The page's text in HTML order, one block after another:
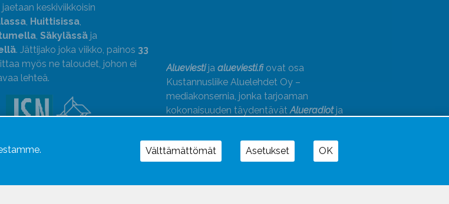
keskiviikkoisin
, Huittisissa,
, Säkylässäja
. Jättijako joka viikko, painos 33
myös ne taloudet, johon ei
lehteä.
Liiton jäsen. Noudatamme
Alueviestija alueviesti.fiovat osa
Kustannusliike Aluelehdet Oy –
mediakonsernia, jonka tarjoaman
kokonaisuuden täydentävätAlueradiotja
Välttämättömät Asetukset OK